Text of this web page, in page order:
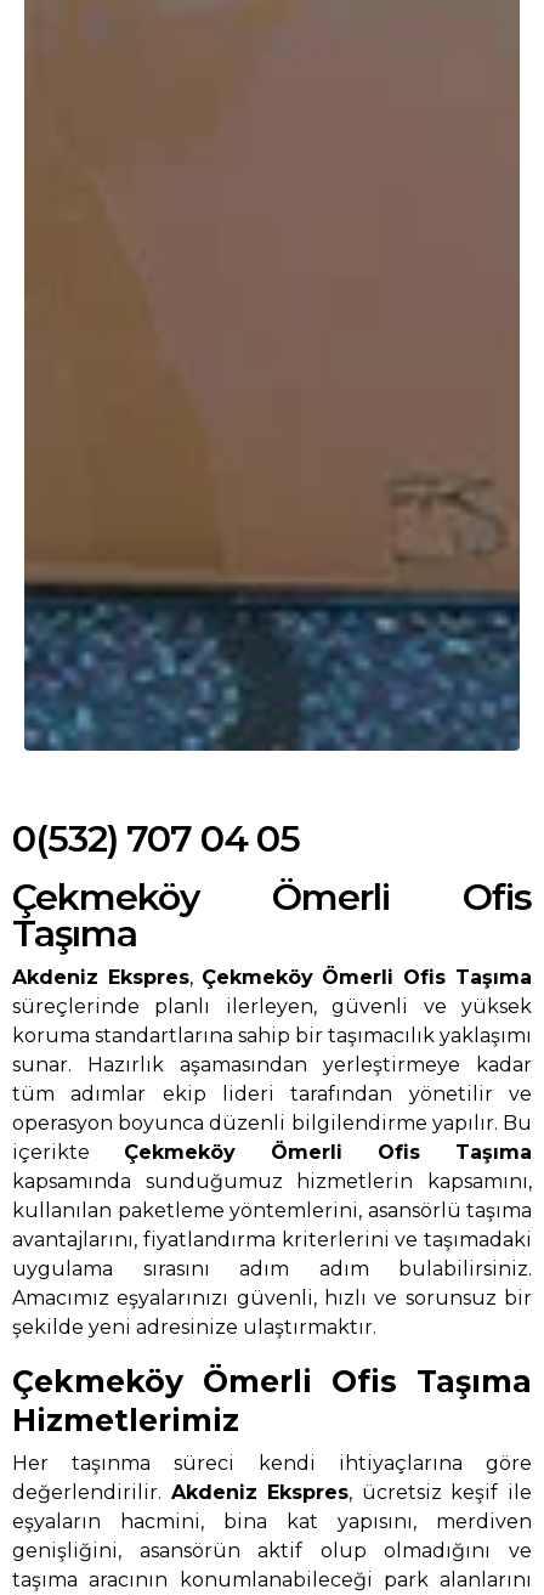
0(532) 707 04 05
Çekmeköy Ömerli Ofis
Taşıma
Akdeniz Ekspres, Çekmeköy Ömerli Ofis Taşıma
süreçlerinde planlı ilerleyen, güvenli ve yüksek
koruma standartlarına sahip bir taşımacılık yaklaşımı
sunar. Hazırlık aşamasından yerleştirmeye kadar
tüm adımlar ekip lideri tarafından yönetilir ve
operasyon boyunca düzenli bilgilendirme yapılır. Bu
içerikte Çekmeköy Ömerli Ofis Taşıma
kapsamında sunduğumuz hizmetlerin kapsamını,
kullanılan paketleme yöntemlerini, asansörlü taşıma
avantajlarını, fiyatlandırma kriterlerini ve taşımadaki
uygulama sırasını adım adım bulabilirsiniz.
Amacımız eşyalarınızı güvenli, hızlı ve sorunsuz bir
şekilde yeni adresinize ulaştırmaktır.
Çekmeköy Ömerli Ofis Taşıma
Hizmetlerimiz
Her taşınma süreci kendi ihtiyaçlarına göre
değerlendirilir. Akdeniz Ekspres, ücretsiz keşif ile
eşyaların hacmini, bina kat yapısını, merdiven
genişliğini, asansörün aktif olup olmadığını ve
taşıma aracının konumlanabileceği park alanlarını